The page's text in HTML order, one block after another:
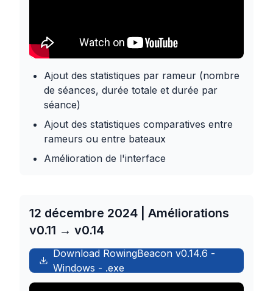
Ajout des statistiques par rameur (nombre
de séances, durée totale et durée par
séance)
Ajout des statistiques comparatives entre
rameurs ou entre bateaux
Amélioration de l'interface
12 décembre 2024 | Améliorations
v0.11 → v0.14
Download RowingBeaconv0.14.6 -
Windows - .exe